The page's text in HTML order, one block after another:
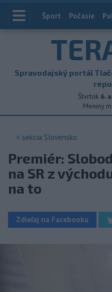
Index
Šport Počasie
Spravodajský portál
Štvrtok 6.
Meniny
< sekcia Slovensko
Premiér:
na SR z
na to
Zdieľaj na Facebooku